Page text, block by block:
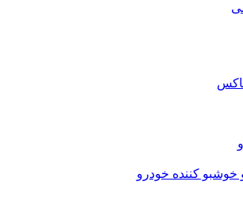
خوشبو کننده خودرو